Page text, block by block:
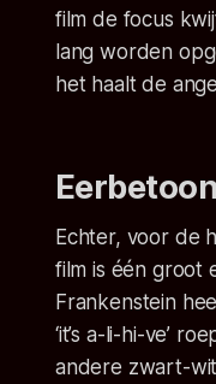
film de focus
lang worden
het haalt de
Echter, voor de
film is één groot
Frankenstein
‘it’s a-li-hi-ve’
andere zwart-